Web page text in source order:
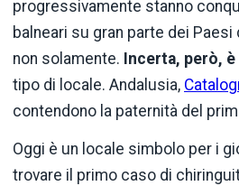
progressivamente stanno
balneari su gran parte dei
non solamente. Incerta, però,
tipo di locale. Andalusia,
contendono la paternità del
Oggi è un locale simbolo per i
trovare il primo caso di